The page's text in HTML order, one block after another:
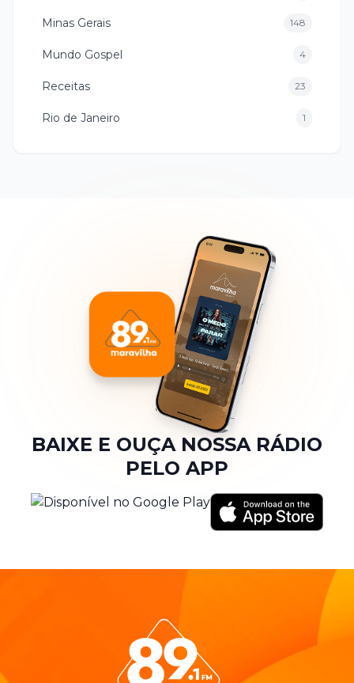
Minas Gerais 148
Mundo Gospel 4
Receitas 23
Rio de Janeiro 1
BAIXE E OUÇA NOSSA RÁDIO
PELO APP